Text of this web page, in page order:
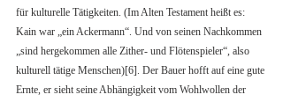
für kulturelle Tätigkeiten. (Im Alten Testament heißt es:
Kain war „ein Ackermann“. Und von seinen Nachkommen
„sind hergekommen alle Zither- und Flötenspieler“, also
kulturell tätige Menschen)[6]. Der Bauer hofft auf eine gute
Ernte, er sieht seine Abhängigkeit vom Wohlwollen der